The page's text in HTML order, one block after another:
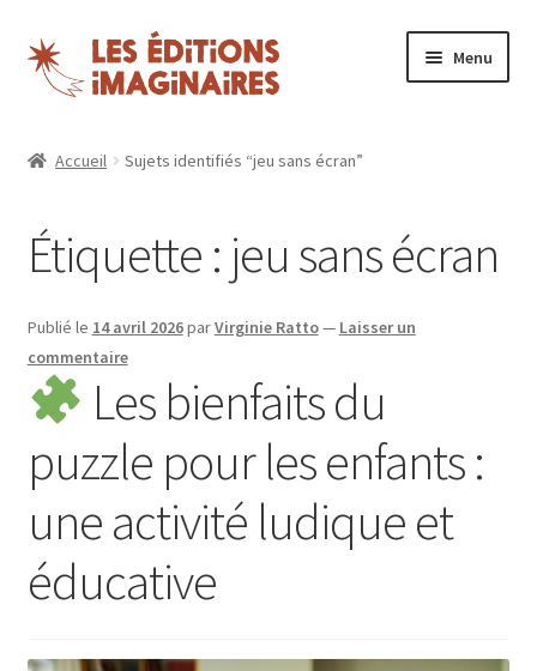
Aller
à
Aller
au
contenu
Menu
Blog
Nos magazines
Espace revendeurs
Mon compte
Accueil Sujets identifiés “jeu sans écran”
Étiquette : jeu sans écran
Publié le 14 avril 2026parVirginie Ratto— Laisser un
commentaire
Les bienfaits du
puzzle pour les enfants :
une activité ludique et
éducative